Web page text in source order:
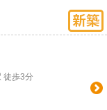
徒歩3分